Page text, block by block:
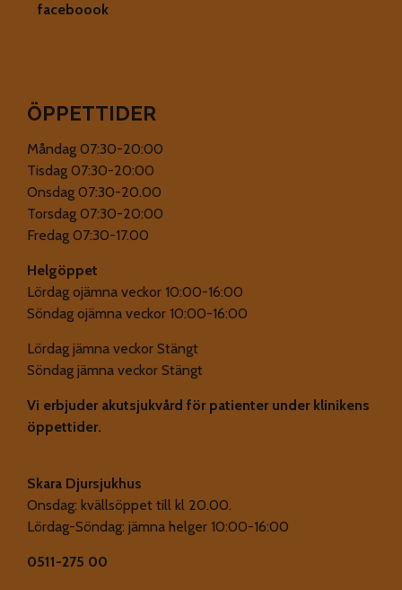
faceboook
ÖPPETTIDER
Måndag 07:30-20:00
Tisdag 07:30-20:00
Onsdag 07:30-20.00
Torsdag 07:30-20:00
Fredag 07:30-17.00
Helgöppet
Lördag ojämna veckor 10:00-16:00
Söndag ojämna veckor 10:00-16:00
Lördag jämna veckor Stängt
Söndag jämna veckor Stängt
Vi erbjuder akutsjukvård för patienter under klinikens
öppettider.
Skara Djursjukhus
Onsdag: kvällsöppet till kl 20.00.
Lördag-Söndag: jämna helger 10:00-16:00
0511-275 00